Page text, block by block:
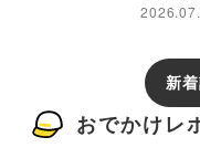
新
おでかけレ